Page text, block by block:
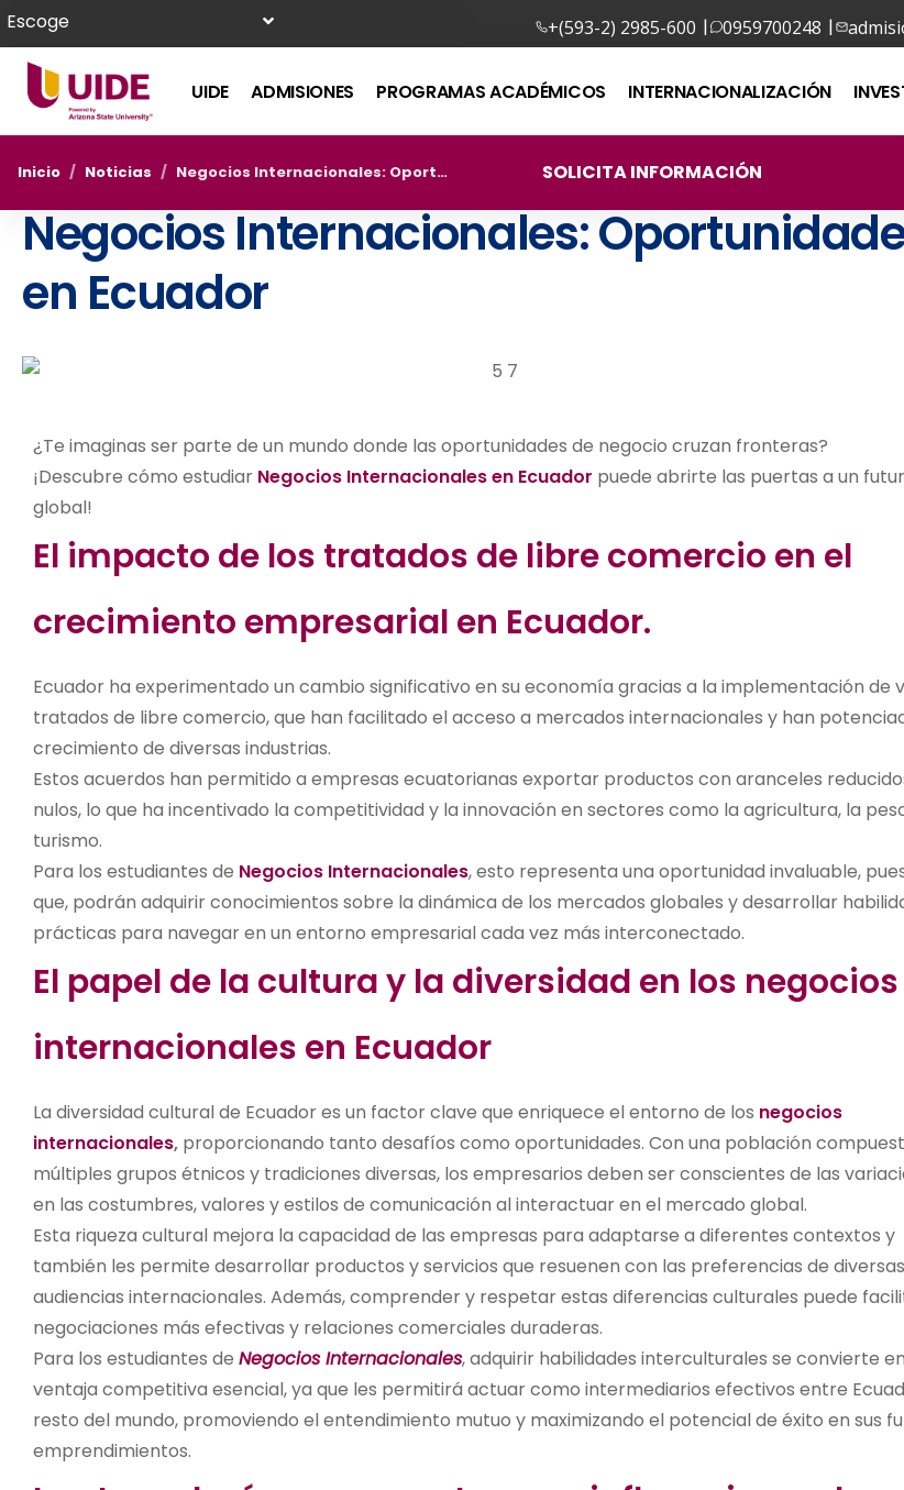
Escoge +(593-2) 2985-600 | 0959700248 |
UIDE ADMISIONES PROGRAMAS ACADÉMICOS INTERNACIONALIZACIÓN
Inicio / Noticias / Negocios Internacionales: Oportunidades en Ecuador SOLICITA INFORMACIÓN
Negocios Internacionales:
en Ecuador
¿Te imaginas ser parte de un mundo donde las oportunidades de negocio cruzan fronteras?
¡Descubre cómo estudiar Negocios Internacionales en Ecuador puede abrirte las puertas a un
global!
El impacto de los tratados de libre comercio en el
crecimiento empresarial en Ecuador.
Ecuador ha experimentado un cambio significativo en su economía gracias a la implementación de
tratados de libre comercio, que han facilitado el acceso a mercados internacionales y han
crecimiento de diversas industrias.
Estos acuerdos han permitido a empresas ecuatorianas exportar productos con aranceles
nulos, lo que ha incentivado la competitividad y la innovación en sectores como la agricultura, la
turismo.
Para los estudiantes de Negocios Internacionales, esto representa una oportunidad invaluable,
que, podrán adquirir conocimientos sobre la dinámica de los mercados globales y desarrollar
prácticas para navegar en un entorno empresarial cada vez más interconectado.
El papel de la cultura y la diversidad en los negocios
internacionales en Ecuador
La diversidad cultural de Ecuador es un factor clave que enriquece el entorno de los negocios
internacionales, proporcionando tanto desafíos como oportunidades. Con una población
múltiples grupos étnicos y tradiciones diversas, los empresarios deben ser conscientes de las
en las costumbres, valores y estilos de comunicación al interactuar en el mercado global.
Esta riqueza cultural mejora la capacidad de las empresas para adaptarse a diferentes contextos y
también les permite desarrollar productos y servicios que resuenen con las preferencias de diversas
audiencias internacionales. Además, comprender y respetar estas diferencias culturales puede
negociaciones más efectivas y relaciones comerciales duraderas.
Para los estudiantes de Negocios Internacionales, adquirir habilidades interculturales se convierte
ventaja competitiva esencial, ya que les permitirá actuar como intermediarios efectivos entre
resto del mundo, promoviendo el entendimiento mutuo y maximizando el potencial de éxito en sus
emprendimientos.